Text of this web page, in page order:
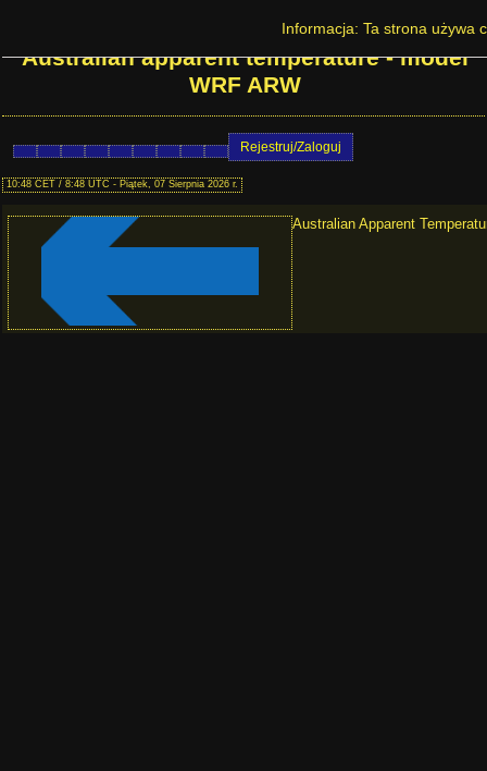
Prognoza pogody na Dolnym Śląsku -
Australian apparent temperature - model
WRF ARW
Rejestruj/Zaloguj
10:48 CET / 8:48 UTC - Piątek, 07 Sierpnia 2026 r.
Australian Apparent
Informacja: Ta strona używa